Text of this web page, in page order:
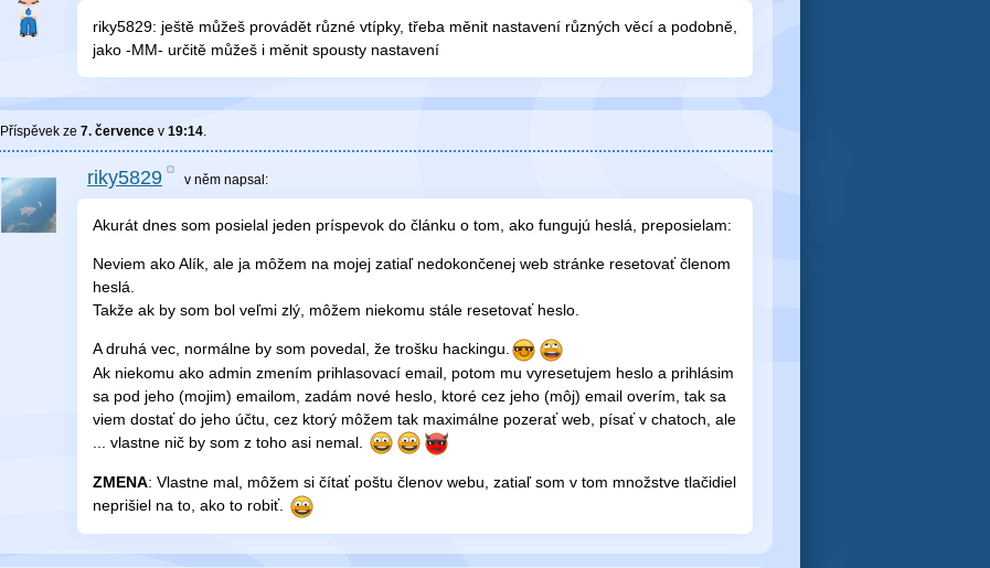
riky5829: ještě můžeš provádět různé vtípky, třeba měnit nastavení různých věcí a podobně,
jako -MM- určitě můžeš i měnit spousty nastavení
Příspěvek ze 7. července v 19:14
riky5829 v němnapsal:
Akurát dnes som posielal jeden príspevok do článku o tom, ako fungujú heslá, preposielam:
Neviem ako Alík, ale ja môžem na mojej zatiaľ nedokončenej web stránke resetovať členom
heslá.
Takže ak by som bol veľmi zlý, môžem niekomu stále resetovať heslo.
A druhá vec, normálne by som povedal, že trošku hackingu.
Ak niekomu ako admin zmením prihlasovací email, potom mu vyresetujem heslo a prihlásim
sa pod jeho (mojim) emailom, zadám nové heslo, ktoré cez jeho (môj) email overím, tak sa
viem dostať do jeho účtu, cez ktorý môžem tak maximálne pozerať web, písať v chatoch, ale
... vlastne nič by som z toho asi nemal.
ZMENA: Vlastne mal, môžem si čítať poštu členov webu, zatiaľ som v tom množstve tlačidiel
neprišiel na to, ako to robiť.